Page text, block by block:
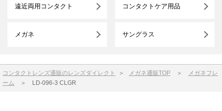
遠近両用コンタクト コンタクトケア用品
メガネ サングラス
コンタクトレンズ通販のレンズダイレクト ＞ メガネ通販TOP ＞
メガネフレ
ーム
＞ LD-096-3 CLGR